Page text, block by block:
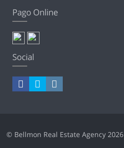
Pago Online
Social
© Bellmon Real Estate Agency 2026